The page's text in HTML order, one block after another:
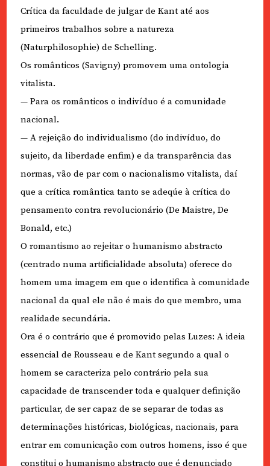
Crítica da faculdade de julgar de Kant até aos
primeiros trabalhos sobre a natureza
(Naturphilosophie) de Schelling.
Os românticos (Savigny) promovem uma ontologia
vitalista.
— Para os românticos o indivíduo é a comunidade
nacional.
— A rejeição do individualismo (do indivíduo, do
sujeito, da liberdade enfim) e da transparência das
normas, vão de par com o nacionalismo vitalista, daí
que a crítica romântica tanto se adeqúe à crítica do
pensamento contra revolucionário (De Maistre, De
Bonald, etc.)
O romantismo ao rejeitar o humanismo abstracto
(centrado numa artificialidade absoluta) oferece do
homem uma imagem em que o identifica à comunidade
nacional da qual ele não é mais do que membro, uma
realidade secundária.
Ora é o contrário que é promovido pelas Luzes: A ideia
essencial de Rousseau e de Kant segundo a qual o
homem se caracteriza pelo contrário pela sua
capacidade de transcender toda e qualquer definição
particular, de ser capaz de se separar de todas as
determinações históricas, biológicas, nacionais, para
entrar em comunicação com outros homens, isso é que
constitui o humanismo abstracto que é denunciado